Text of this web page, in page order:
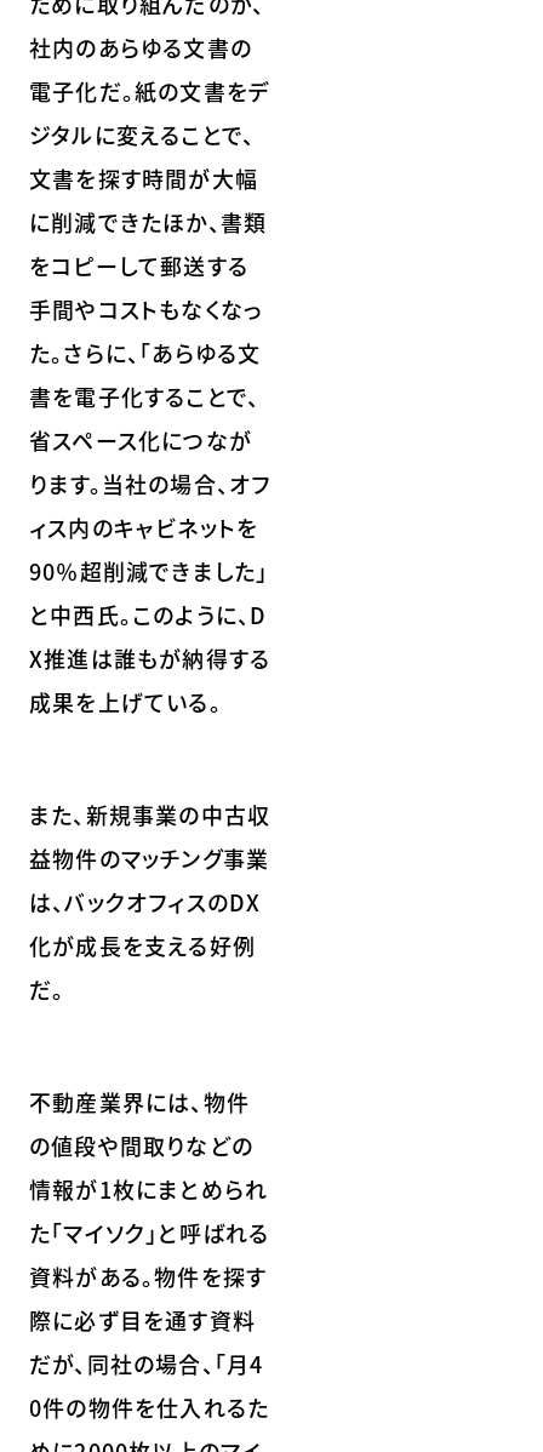
社内のあらゆる文書の
電子化だ。紙の文書をデ
ジタルに変えることで、
文書を探す時間が大幅
に削減できたほか、書類
をコピーして郵送する
手間やコストもなくなっ
た。さらに、「あらゆる文
書を電子化することで、
省スペース化につなが
ります。当社の場合、オフ
ィス内のキャビネットを
90％超削減できました」
と中西氏。このように、D
X推進は誰もが納得する
成果を上げている。
また、新規事業の中古収
益物件のマッチング事業
は、バックオフィスのDX
化が成長を支える好例
だ。
不動産業界には、物件
の値段や間取りなどの
情報が1枚にまとめられ
た「マイソク」と呼ばれる
資料がある。物件を探す
際に必ず目を通す資料
だが、同社の場合、「月4
0件の物件を仕入れるた